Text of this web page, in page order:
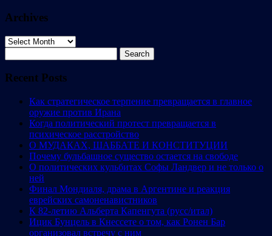
Archives
Archives
for:
Recent Posts
Как стратегическое терпение превращается в главное
оружие против Ирана
Когда политический протест превращается в
психическое расстройство
О МУДАКАХ, ШАББАТЕ И КОНСТИТУЦИИ
Почему бульбашное существо остается на свободе
О политических кульбитах Софы Ландвер и не только о
ней
Финал Мондиаля, драма в Аргентине и реакция
еврейских самоненавистников
К 82-летию Альберта Капенгута (русс/итал)
Ицик Бунцель в Кнессете о том, как Ронен Бар
организовал встречу с ним